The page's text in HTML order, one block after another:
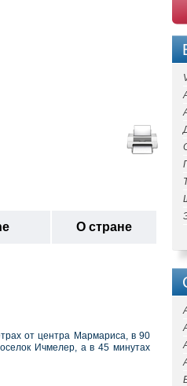
О стране
от центра Мармариса, в 90
Ичмелер, а в 45 минутах